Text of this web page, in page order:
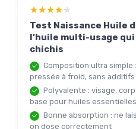
★★★★★
★★★★★
Test Naissance Huile
l’huile multi-usage
chichis
Composition ultra simple
pressée à froid, sans additifs
Polyvalente : visage,
base pour huiles essentielles
Bonne absorption : ne
on dose correctement